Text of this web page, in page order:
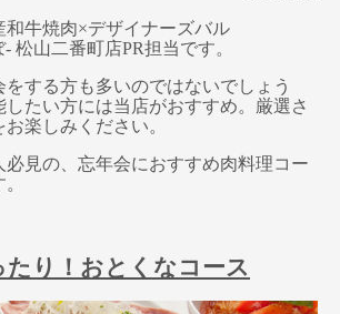
和牛焼肉×デザイナーズバル
松山二番町店PR担当です。
する方も多いのではないでしょう
たい方には当店がおすすめ。厳選さ
楽しみください。
必見の、忘年会におすすめ肉料理コー
たり！おとくなコース